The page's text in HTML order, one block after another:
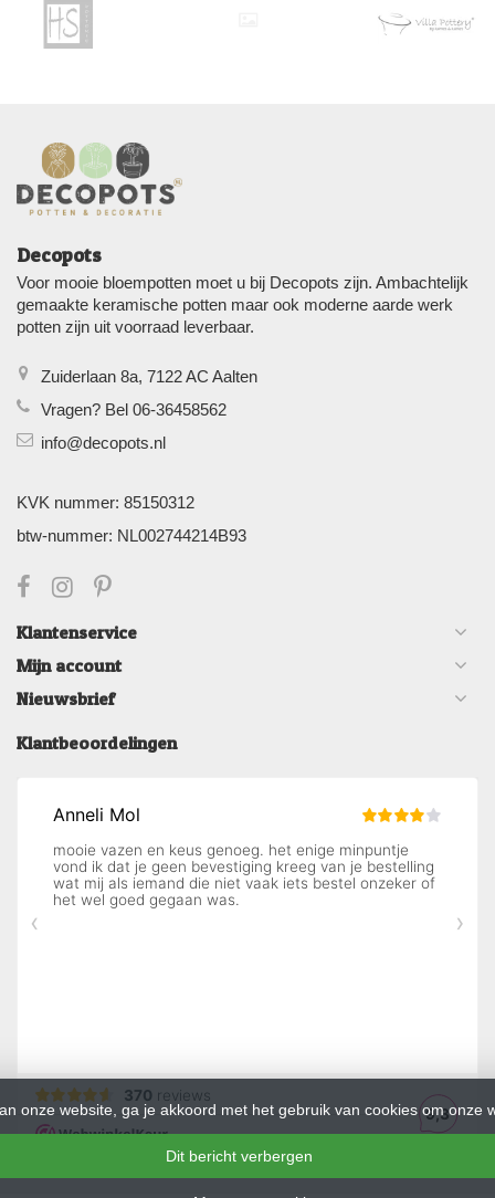
Decopots
Voor mooie bloempotten moet u bij Decopots zijn. Ambachtelijk
gemaakte keramische potten maar ook moderne aarde werk
potten zijn uit voorraad leverbaar.
Zuiderlaan 8a, 7122 AC Aalten
Vragen? Bel 06-36458562
info@decopots.nl
KVK nummer: 85150312
btw-nummer: NL002744214B93
Klantenservice
Mijn account
Nieuwsbrief
Klantbeoordelingen
onze website, ga je akkoord met het gebruik van cookies om onze
Dit bericht verbergen